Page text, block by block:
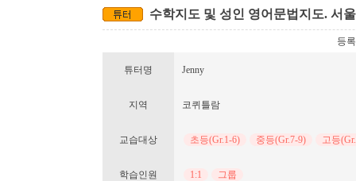
수학지도 및 성인 영어문법지도. 서
등
튜터명 Jenny
지역 코퀴틀람
교습대상 초등(Gr.1-6) 중등(Gr.7-9) 고등
학습인원 1:1 그룹